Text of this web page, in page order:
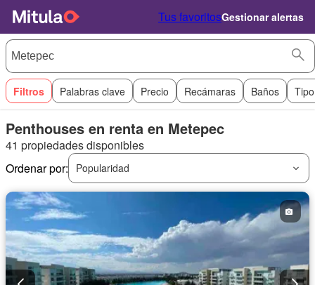
Tus favoritosGestionar alertas
Filtros Palabras clave Precio Recámaras Baños
Penthouses en renta en Metepec
41 propiedades disponibles
Ordenar por:
Popularidad